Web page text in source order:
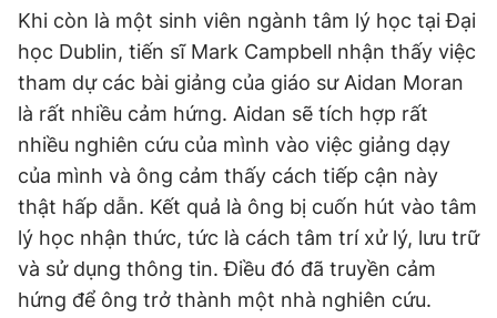
Khi còn là một sinh viên ngành tâm lý học tại Đại
học Dublin, tiến sĩ Mark Campbell nhận thấy việc
tham dự các bài giảng của giáo sư Aidan Moran
là rất nhiều cảm hứng. Aidan sẽ tích hợp rất
nhiều nghiên cứu của mình vào việc giảng dạy
của mình và ông cảm thấy cách tiếp cận này
thật hấp dẫn. Kết quả là ông bị cuốn hút vào tâm
lý học nhận thức, tức là cách tâm trí xử lý, lưu trữ
và sử dụng thông tin. Điều đó đã truyền cảm
hứng để ông trở thành một nhà nghiên cứu.